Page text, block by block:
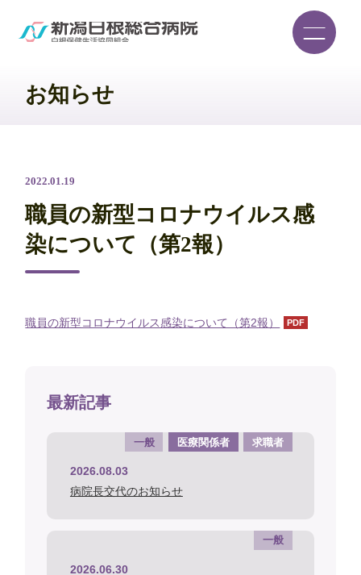
お知らせ
職員の新型コロナウイルス感
染について（第2報）
2022.01.19
職員の新型コロナウイルス感染について（第2報）
最新記事
2026.08.03
病院長交代のお知らせ
一般 医療関係者 求職者
2026.06.30
一般